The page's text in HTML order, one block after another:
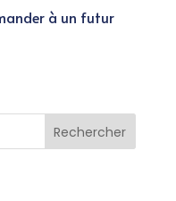
à un futur
Rechercher